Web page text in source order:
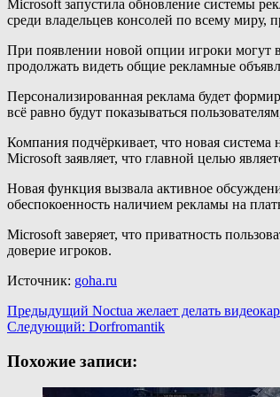
Microsoft запустила обновление системы
среди владельцев консолей по всему
При появлении новой опции игроки могут
продолжать видеть общие рекламные
Персонализированная реклама будет
всё равно будут показываться
Компания подчёркивает, что новая
Microsoft заявляет, что главной целью
Новая функция вызвала активное
обеспокоенность наличием рекламы на
Microsoft заверяет, что приватность
доверие игроков.
Источник: goha.ru
Навигация
записи
Предыдущий Noctua желает делать
Следующий: Dorfromantik
Похожие записи: